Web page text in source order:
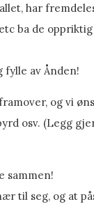
har
ba de
fylle av Ånden!
og vi
osv. (Legg
sammen!
til seg, og at